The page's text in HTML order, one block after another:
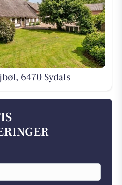
6470 Sydals